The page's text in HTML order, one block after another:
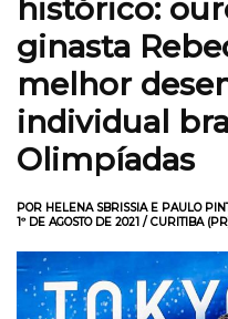
histórico:
ginasta
melhor
individual
Olimpíadas
POR HELENA SBRISSIA E PAULO
1º DE AGOSTO DE 2021 / CURITIBA